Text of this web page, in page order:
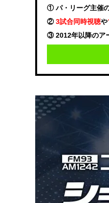
① パ・リーグ主催
②3試合同時視聴や
③ 2012年以降のア